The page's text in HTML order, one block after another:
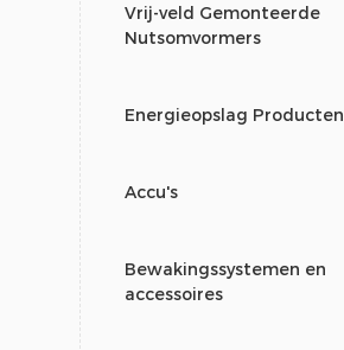
Vrij-veld Gemonteerde
Nutsomvormers
Energieopslag Producten
Accu's
Bewakingssystemen en
accessoires